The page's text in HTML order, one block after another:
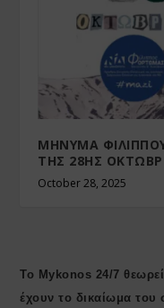
ΜΗΝΥΜΑ
ΤΗΣ 28ΗΣ
October 28, 2025
Το Mykonos 24/7
έχουν το δικαίωμα του